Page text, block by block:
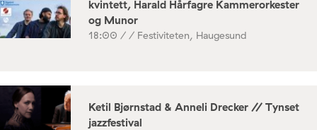
kvintett, Harald Hårfagre Kammerorkester
og Munor
18:00 / / Festiviteten, Haugesund
Ketil Bjørnstad & Anneli Drecker // Tynset
jazzfestival